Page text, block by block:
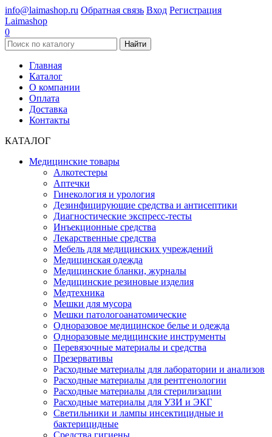
info@laimashop.ru Обратная связь Вход Регистрация
Laimashop
0
Найти
Главная
Каталог
О компании
Оплата
Доставка
Контакты
КАТАЛОГ
Медицинские товары
Алкотестеры
Аптечки
Гинекология и урология
Дезинфицирующие средства и антисептики
Диагностические экспресс-тесты
Инъекционные средства
Лекарственные средства
Мебель для медицинских учреждений
Медицинская одежда
Медицинские бланки, журналы
Медицинские резиновые изделия
Медтехника
Мешки для мусора
Мешки патологоанатомические
Одноразовое медицинское белье и одежда
Одноразовые медицинские инструменты
Перевязочные материалы и средства
Презервативы
Расходные материалы для лаборатории и анализов
Расходные материалы для рентгенологии
Расходные материалы для стерилизации
Расходные материалы для УЗИ и ЭКГ
Светильники и лампы инсектицидные и
бактерицидные
Средства гигиены